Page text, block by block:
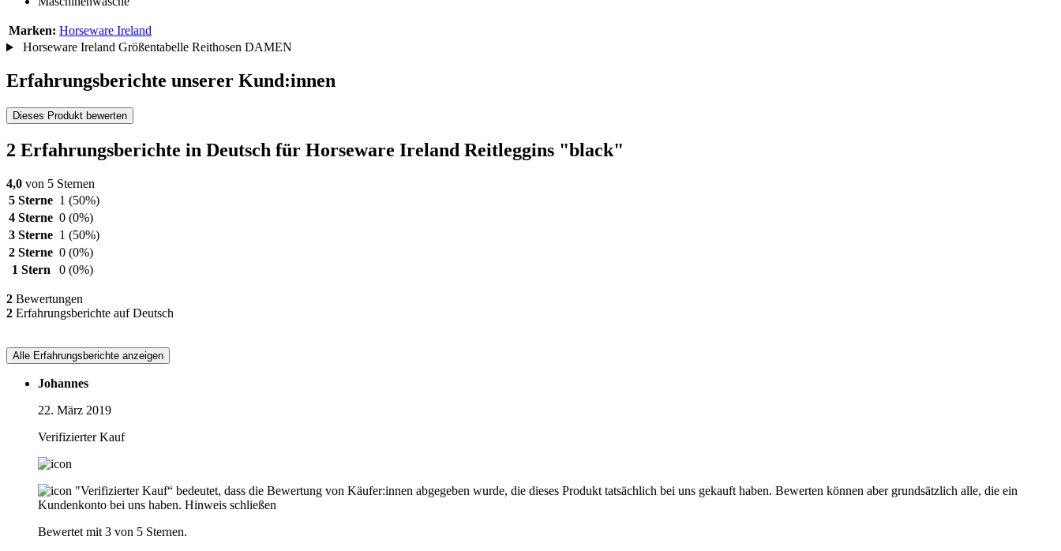
Marken: Horseware Ireland
Horseware Ireland Größentabelle Reithosen DAMEN
Erfahrungsberichte unserer Kund:innen
Dieses Produkt bewerten
2 Erfahrungsberichte in Deutsch für Horseware Ireland Reitleggins "black"
4,0 von 5 Sternen
5 Sterne 1 (50%)
4 Sterne 0 (0%)
3 Sterne 1 (50%)
2 Sterne 0 (0%)
1 Stern
0 (0%)
2 Bewertungen
2 Erfahrungsberichte auf Deutsch
Alle Erfahrungsberichte anzeigen
Johannes
22. März 2019
Verifizierter Kauf
"Verifizierter Kauf“ bedeutet, dass die Bewertung von Käufer:innen abgegeben wurde, die dieses Produkt tatsächlich bei uns gekauft haben. Bewerten können aber grundsätzlich alle, die ein
Kundenkonto bei uns haben. Hinweis schließen
Bewertet mit 3 von 5 Sternen.